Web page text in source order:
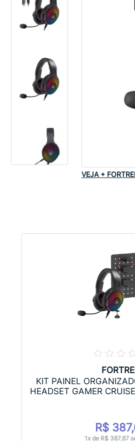
VEJA +
KIT PAINEL
HEADSET GAMER
R$
1x de R$ 387,67
HEADSET GAMER
FORTREK RANGER P3
R$ 107,42